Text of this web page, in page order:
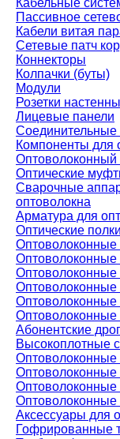
Кабельные
Пассивное
Кабели витая
Сетевые патч
Коннекторы
Колпачки (буты)
Модули
Розетки
Лицевые панели
Компоненты для
Оптоволоконный
Оптические
Сварочные
оптоволокна
Арматура для
Оптические
Оптоволоконные
Оптоволоконные
Абонентские
Высокоплотные
Оптоволоконные
Оптоволоконные
Аксессуары для
Гофрированные